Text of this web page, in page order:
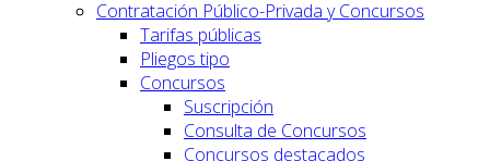
Contratación Público-Privada y Concursos
Tarifas públicas
Pliegos tipo
Concursos
Suscripción
Consulta de Concursos
Concursos destacados